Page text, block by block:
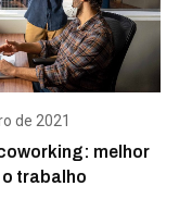
de 2021
melhor
trabalho